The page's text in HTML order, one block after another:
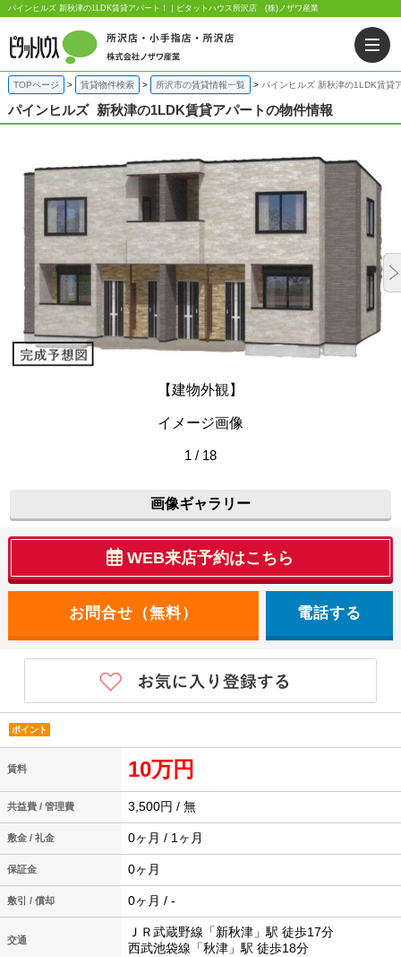
パインヒルズ 新秋津の1LDK賃貸アパート！｜ピタットハウス所沢店 (株)ノザワ産業
TOPページ 賃貸物件検索 所沢市の賃貸情報一覧 パインヒルズ 新秋津の1LDK賃貸
パインヒルズ 新秋津の1LDK賃貸アパートの物件情報
【建物外観】
イメージ画像
1 / 18
画像ギャラリー
WEB来店予約はこちら
電話する
ポイント
賃料 10万円
共益費 / 管理費 3,500円 / 無
敷金 / 礼金 0ヶ月 / 1ヶ月
保証金 0ヶ月
敷引 / 償却 0ヶ月 / -
交通
ＪＲ武蔵野線「新秋津」駅 徒歩17分
西武池袋線「秋津」駅 徒歩18分